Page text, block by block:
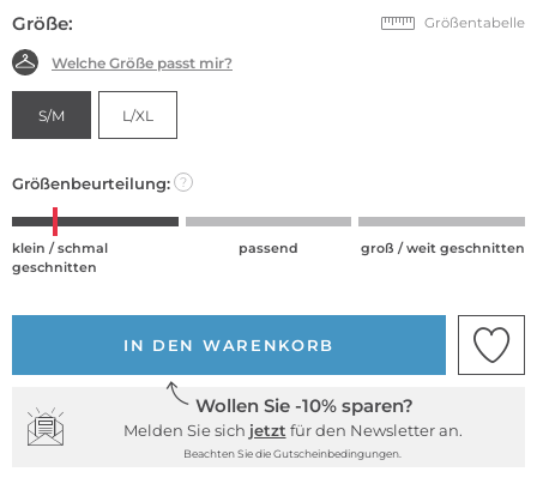
Größe: Größentabelle
Welche Größe passt mir?
S/M L/XL
Größenbeurteilung: ?
klein / schmal
geschnitten
passend groß / weit geschnitten
IN DEN WARENKORB
Wollen Sie -10% sparen?
Melden Sie sich jetzt für den Newsletter an.
Beachten Sie die Gutscheinbedingungen.